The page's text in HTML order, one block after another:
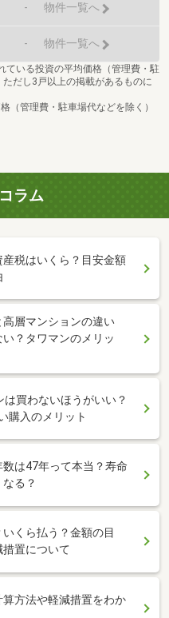
- 物件一覧へ
- 物件一覧へ
ている投資の平均価格（管理費・駐
だし3戸以上の掲載があるものに
（管理費・駐車場代などを除く）
ラム
税はいくら？目安金額
層マンションの違い
？タワマンのメリッ
買わないほうがいい？
購入のメリット
は47年って本当？寿命
る？
くら払う？金額の目
置について
方法や軽減措置をわか